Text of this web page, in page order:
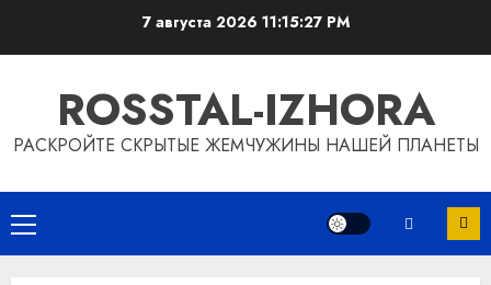
7 августа 2026 11:15:28 PM
ROSSTAL-IZHORA
РАСКРОЙТЕ СКРЫТЫЕ ЖЕМЧУЖИНЫ НАШЕЙ ПЛАНЕТЫ
Основное
меню